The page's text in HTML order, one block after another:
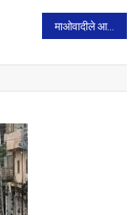
माओवादीले आयोगमा पठायो १४ समानुपातिक सांसदको नाम